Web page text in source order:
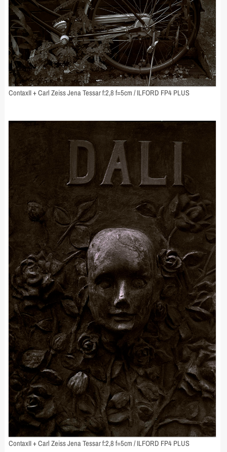
ContaxII + Carl Zeiss Jena Tessar f:2,8 f=5cm / ILFORD FP4 PLUS
ContaxII + Carl Zeiss Jena Tessar f:2,8 f=5cm / ILFORD FP4 PLUS